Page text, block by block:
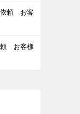
依頼 お客
頼 お客様